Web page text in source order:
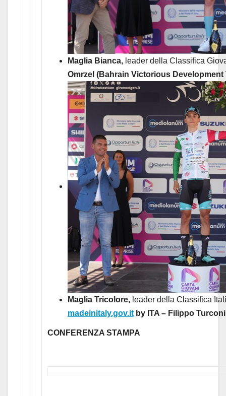
Maglia Bianca,leader della Classifica
Omrzel (Bahrain Victorious Development
Maglia Tricolore,leader della Classifica
madeinitaly.gov.itby ITA – Filippo
CONFERENZA STAMPA